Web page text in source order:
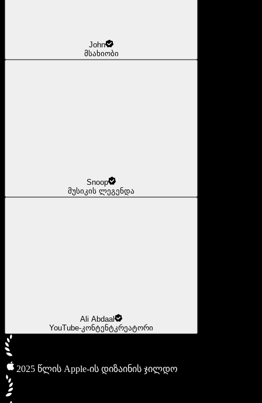
John
მსახიობი
Snoop
მუსიკის ლეგენდა
Ali Abdaal
YouTube-კონტენტკრეატორი
2025 წლის Apple-ის დიზაინის ჯილდო